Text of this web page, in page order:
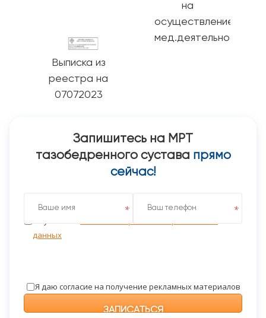
Выписка из
реестра на
07072023
на
осуществление
мед.деятельности
Запишитесь на МРТ
тазобедренного сустава прямо
сейчас!
Я даю согласие на обработку персональных данных
Политики обработки персональных
данных
Я даю согласие на получение рекламных материалов